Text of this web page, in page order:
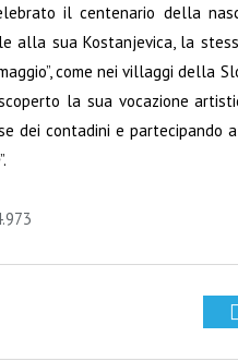
il centenario della
alla sua Kostanjevica, la
come nei villaggi della
la sua vocazione
dei contadini e partecipando
”.